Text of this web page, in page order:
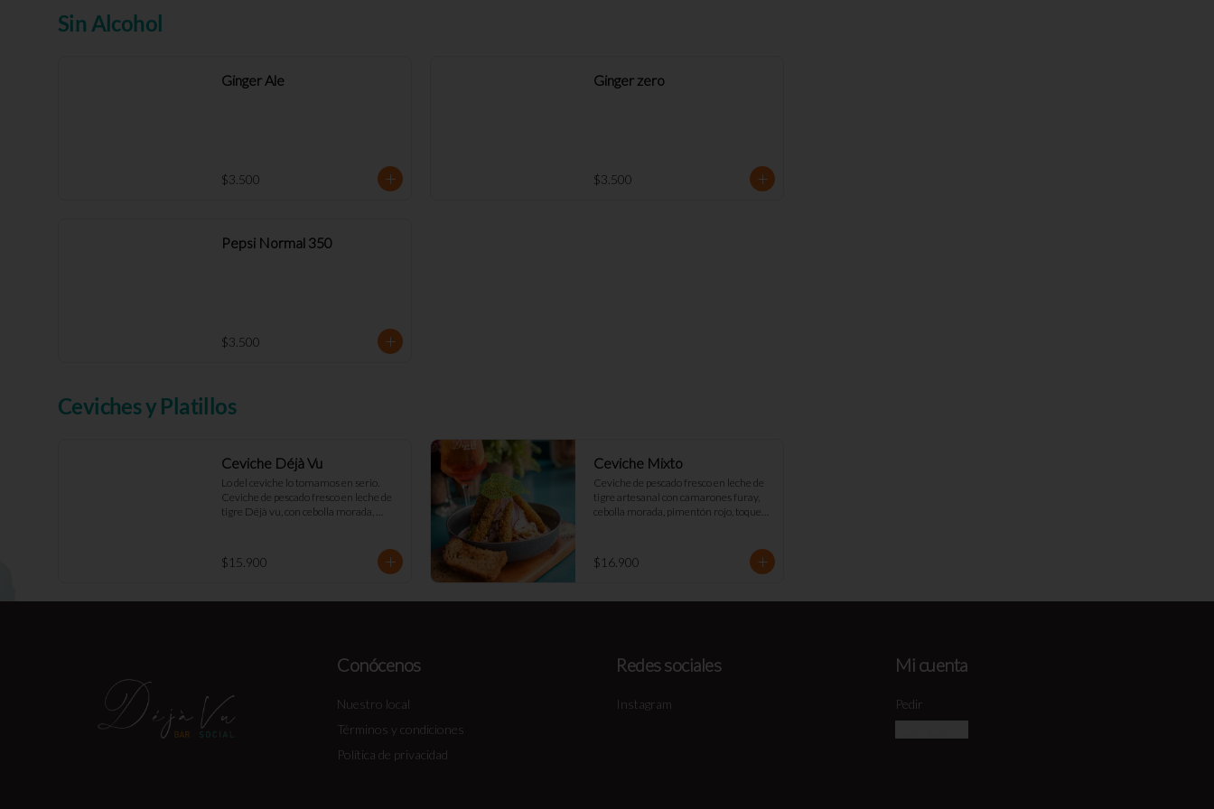
Sin Alcohol
Ginger Ale
$3.500
Ginger zero
$3.500
Pepsi Normal 350
$3.500
Ceviches y Platillos
Ceviche Déjà Vu
Lo del ceviche lo tomamos en serio.
Ceviche de pescado fresco en leche de
tigre Déjà vu, con cebolla morada,
tostadas de masa madre.
$15.900
Ceviche Mixto
Ceviche de pescado fresco en leche de
tigre artesanal con camarones furay,
cebolla morada, pimentón rojo, toques
$16.900
Conócenos
Nuestro local
Términos y condiciones
Política de privacidad
Redes sociales
Instagram
Mi cuenta
Pedir